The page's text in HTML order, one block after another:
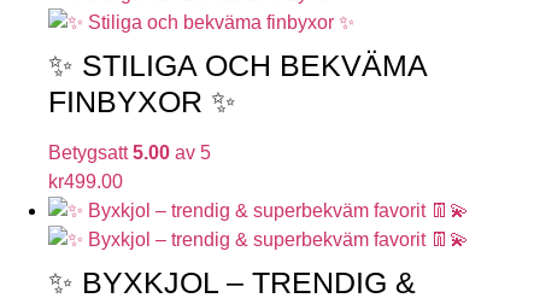
✨ STILIGA OCH BEKVÄMA
FINBYXOR ✨
Betygsatt5.00 av 5
kr499.00
✨ BYXKJOL – TRENDIG &